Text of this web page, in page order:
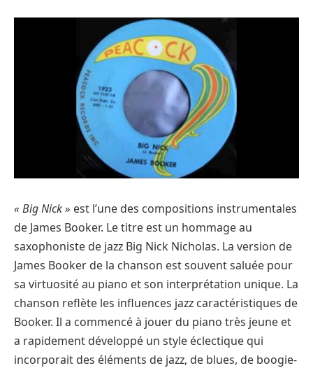
« Big Nick » est l’une des compositions instrumentales
de James Booker. Le titre est un hommage au
saxophoniste de jazz Big Nick Nicholas. La version de
James Booker de la chanson est souvent saluée pour
sa virtuosité au piano et son interprétation unique. La
chanson reflète les influences jazz caractéristiques de
Booker. Il a commencé à jouer du piano très jeune et
a rapidement développé un style éclectique qui
incorporait des éléments de jazz, de blues, de boogie-